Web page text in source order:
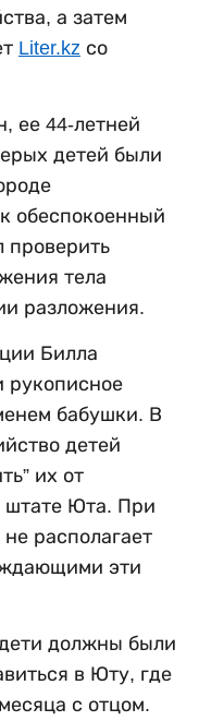
а затем
Liter.kz со
ее 44-летней
детей были
обеспокоенный
проверить
тела
разложения.
Билла
рукописное
бабушки. В
детей
их от
штате Юта. При
располагает
эти
должны были
в Юту, где
с отцом.